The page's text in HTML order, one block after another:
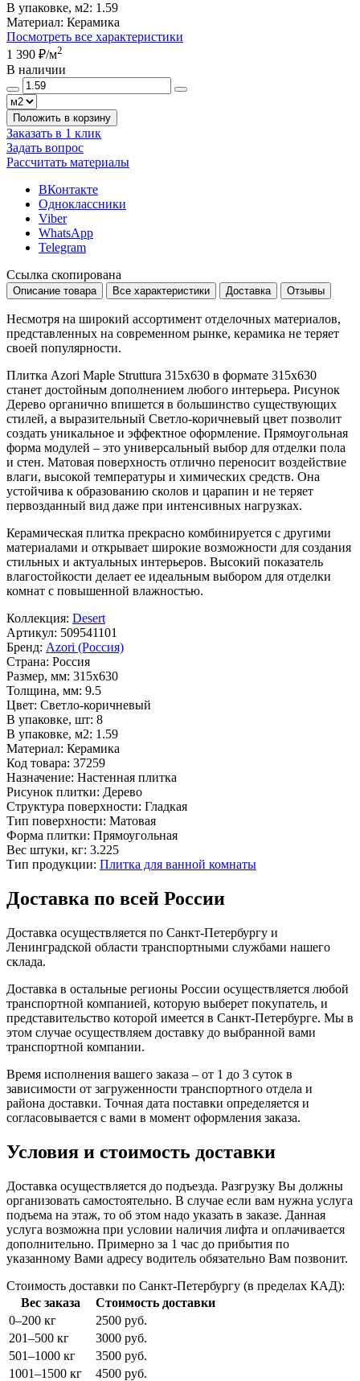
В упаковке, м2: 1.59
Материал: Керамика
Посмотреть все характеристики
1 390 ₽/м2
В наличии
Положить в корзину
Заказать в 1 клик
Задать вопрос
Рассчитать материалы
ВКонтакте
Одноклассники
Viber
WhatsApp
Telegram
Ссылка скопирована
Описание товара Все характеристики Доставка Отзывы
Несмотря на широкий ассортимент отделочных материалов,
представленных на современном рынке, керамика не теряет
своей популярности.
Плитка Azori Maple Struttura 315x630 в формате 315x630
станет достойным дополнением любого интерьера. Рисунок
Дерево органично впишется в большинство существующих
стилей, а выразительный Светло-коричневый цвет позволит
создать уникальное и эффектное оформление. Прямоугольная
форма модулей – это универсальный выбор для отделки пола
и стен. Матовая поверхность отлично переносит воздействие
влаги, высокой температуры и химических средств. Она
устойчива к образованию сколов и царапин и не теряет
первозданный вид даже при интенсивных нагрузках.
Керамическая плитка прекрасно комбинируется с другими
материалами и открывает широкие возможности для создания
стильных и актуальных интерьеров. Высокий показатель
влагостойкости делает ее идеальным выбором для отделки
комнат с повышенной влажностью.
Коллекция: Desert
Артикул: 509541101
Бренд: Azori (Россия)
Страна: Россия
Размер, мм: 315x630
Толщина, мм: 9.5
Цвет: Светло-коричневый
В упаковке, шт: 8
В упаковке, м2: 1.59
Материал: Керамика
Код товара: 37259
Назначение: Настенная плитка
Рисунок плитки: Дерево
Структура поверхности: Гладкая
Тип поверхности: Матовая
Форма плитки: Прямоугольная
Вес штуки, кг: 3.225
Тип продукции: Плитка для ванной комнаты
Доставка по всей России
Доставка осуществляется по Санкт-Петербургу и
Ленинградской области транспортными службами нашего
склада.
Доставка в остальные регионы России осуществляется любой
транспортной компанией, которую выберет покупатель, и
представительство которой имеется в Санкт-Петербурге. Мы в
этом случае осуществляем доставку до выбранной вами
транспортной компании.
Время исполнения вашего заказа – от 1 до 3 суток в
зависимости от загруженности транспортного отдела и
района доставки. Точная дата поставки определяется и
согласовывается с вами в момент оформления заказа.
Условия и стоимость доставки
Доставка осуществляется до подъезда. Разгрузку Вы должны
организовать самостоятельно. В случае если вам нужна услуга
подъема на этаж, то об этом надо указать в заказе. Данная
услуга возможна при условии наличия лифта и оплачивается
дополнительно. Примерно за 1 час до прибытия по
указанному Вами адресу водитель обязательно Вам позвонит.
Стоимость доставки по Санкт-Петербургу (в пределах КАД):
Вес заказа
Стоимость доставки
0–200 кг
2500 руб.
201–500 кг
3000 руб.
501–1000 кг
3500 руб.
1001–1500 кг
4500 руб.